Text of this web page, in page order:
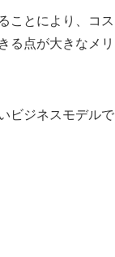
ことにより、コス
る点が大きなメリ
ビジネスモデルで